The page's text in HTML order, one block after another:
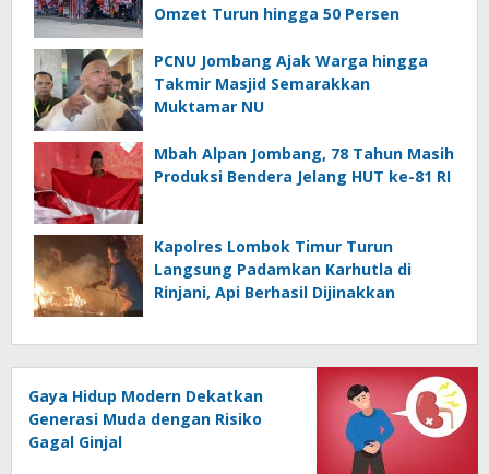
Omzet Turun hingga 50 Persen
PCNU Jombang Ajak Warga hingga
Takmir Masjid Semarakkan
Muktamar NU
Mbah Alpan Jombang, 78 Tahun Masih
Produksi Bendera Jelang HUT ke-81 RI
Kapolres Lombok Timur Turun
Langsung Padamkan Karhutla di
Rinjani, Api Berhasil Dijinakkan
Gaya Hidup Modern Dekatkan
Generasi Muda dengan Risiko
Gagal Ginjal